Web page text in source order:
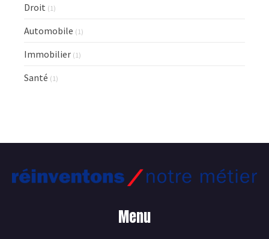
Droit (1)
Automobile (1)
Immobilier (1)
Santé (1)
Menu